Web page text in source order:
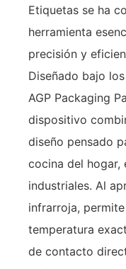
Etiquetas se ha
herramienta
precisión y
Diseñado bajo
AGP Packaging
dispositivo
diseño pensado
cocina del hogar,
industriales. Al
infrarroja,
temperatura
de contacto